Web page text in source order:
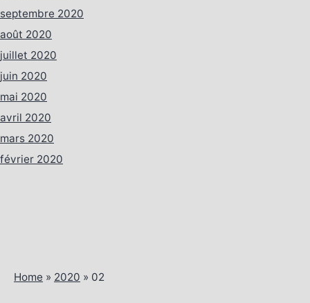
septembre 2020
août 2020
juillet 2020
juin 2020
mai 2020
avril 2020
mars 2020
février 2020
Home » 2020 » 02